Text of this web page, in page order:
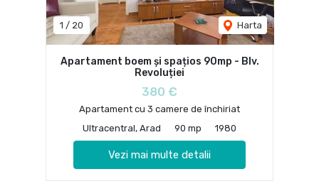
1 / 20 Harta
Apartament boem și spațios 90mp - Blv.
Revoluției
380 €
Apartament cu 3 camere de închiriat
Ultracentral, Arad
90 mp 1980
Vezi mai multe detalii